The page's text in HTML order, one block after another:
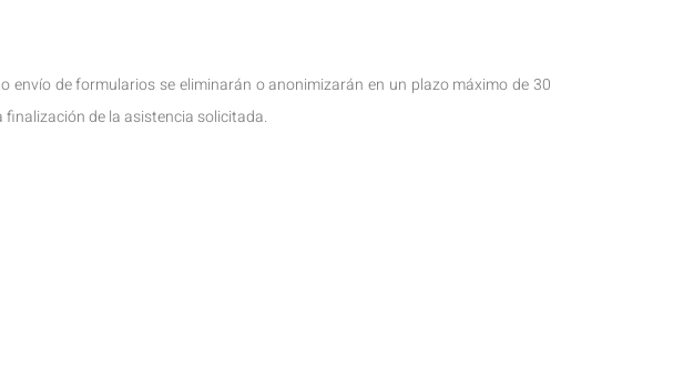
de formularios se eliminarán o anonimizarán en un plazo máximo de 30
de la asistencia solicitada.